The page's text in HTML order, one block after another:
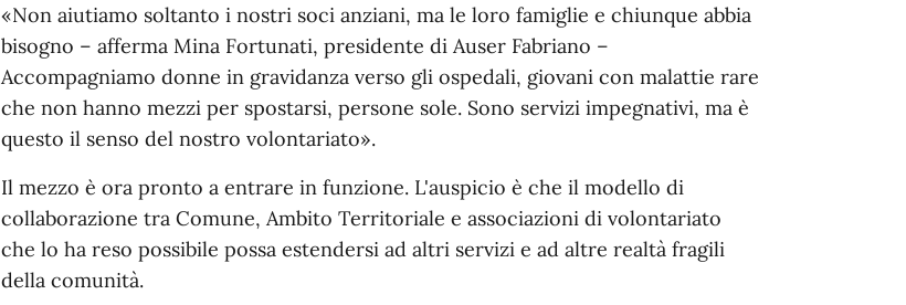
«Non aiutiamo soltanto i nostri soci anziani, ma le loro famiglie e chiunque abbia
bisogno – afferma Mina Fortunati, presidente di Auser Fabriano –
Accompagniamo donne in gravidanza verso gli ospedali, giovani con malattie rare
che non hanno mezzi per spostarsi, persone sole. Sono servizi impegnativi, ma è
questo il senso del nostro volontariato».
Il mezzo è ora pronto a entrare in funzione. L'auspicio è che il modello di
collaborazione tra Comune, Ambito Territoriale e associazioni di volontariato
che lo ha reso possibile possa estendersi ad altri servizi e ad altre realtà fragili
della comunità.